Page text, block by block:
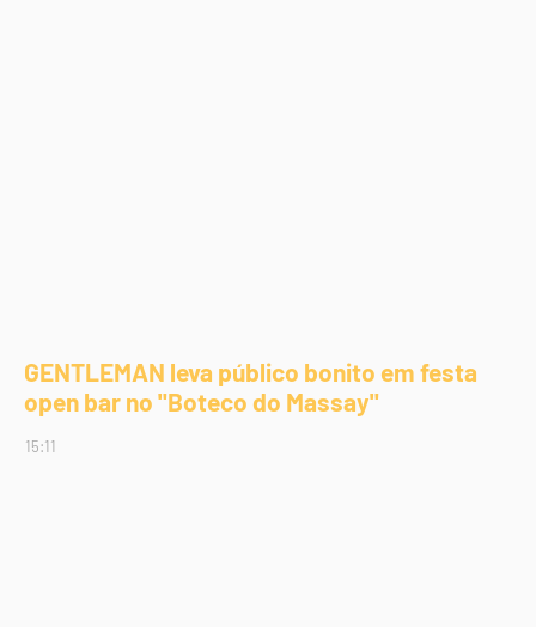
GENTLEMAN leva público bonito em festa
open bar no "Boteco do Massay"
15:11